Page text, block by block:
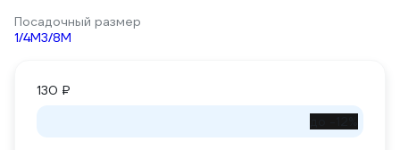
Посадочный размер
1/4М3/8М
130 ₽